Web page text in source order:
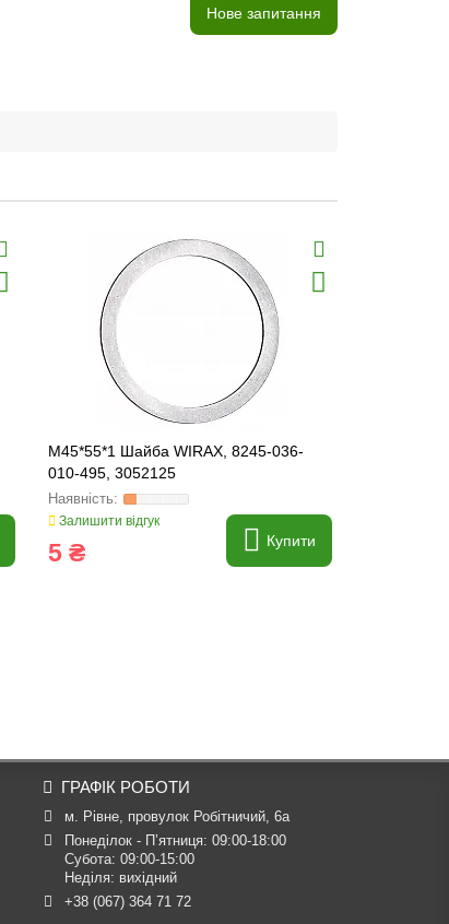
Нове запитання
M45*55*1 Шайба WIRAX, 8245-036-
010-495, 3052125
Залишити відгук
5 ₴ Купити
ГРАФІК РОБОТИ
м. Рівне, провулок Робітничий, 6а
Понеділок - П’ятниця: 09:00-18:00
Субота: 09:00-15:00
Неділя: вихідний
+38 (067) 364 71 72